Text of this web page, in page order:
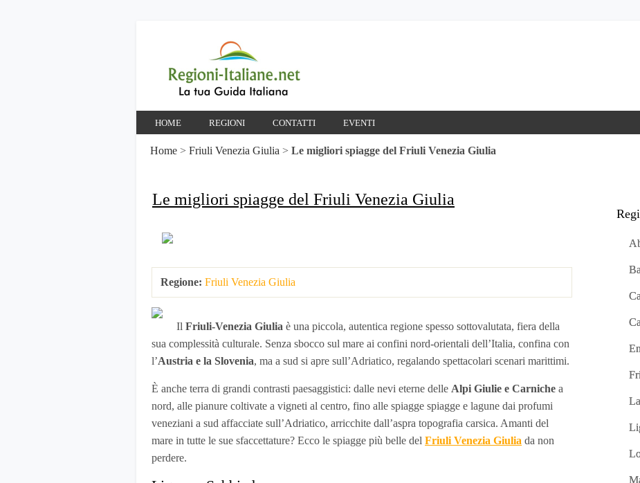
HOME REGIONI CONTATTI EVENTI
Home > Friuli Venezia Giulia > Le migliori spiagge del Friuli Venezia Giulia
Le migliori spiagge del Friuli Venezia Giulia
Regione: Friuli Venezia Giulia
Il Friuli-Venezia Giulia è una piccola, autentica regione spesso sottovalutata, fiera della
sua complessità culturale. Senza sbocco sul mare ai confini nord-orientali dell’Italia, confina con
l’Austria e la Slovenia, ma a sud si apre sull’Adriatico, regalando spettacolari scenari marittimi.
È anche terra di grandi contrasti paesaggistici: dalle nevi eterne delle Alpi Giulie e Carniche a
nord, alle pianure coltivate a vigneti al centro, fino alle spiagge spiagge e lagune dai profumi
veneziani a sud affacciate sull’Adriatico, arricchite dall’aspra topografia carsica. Amanti del
mare in tutte le sue sfaccettature? Ecco le spiagge più belle del Friuli Venezia Giulia da non
perdere.